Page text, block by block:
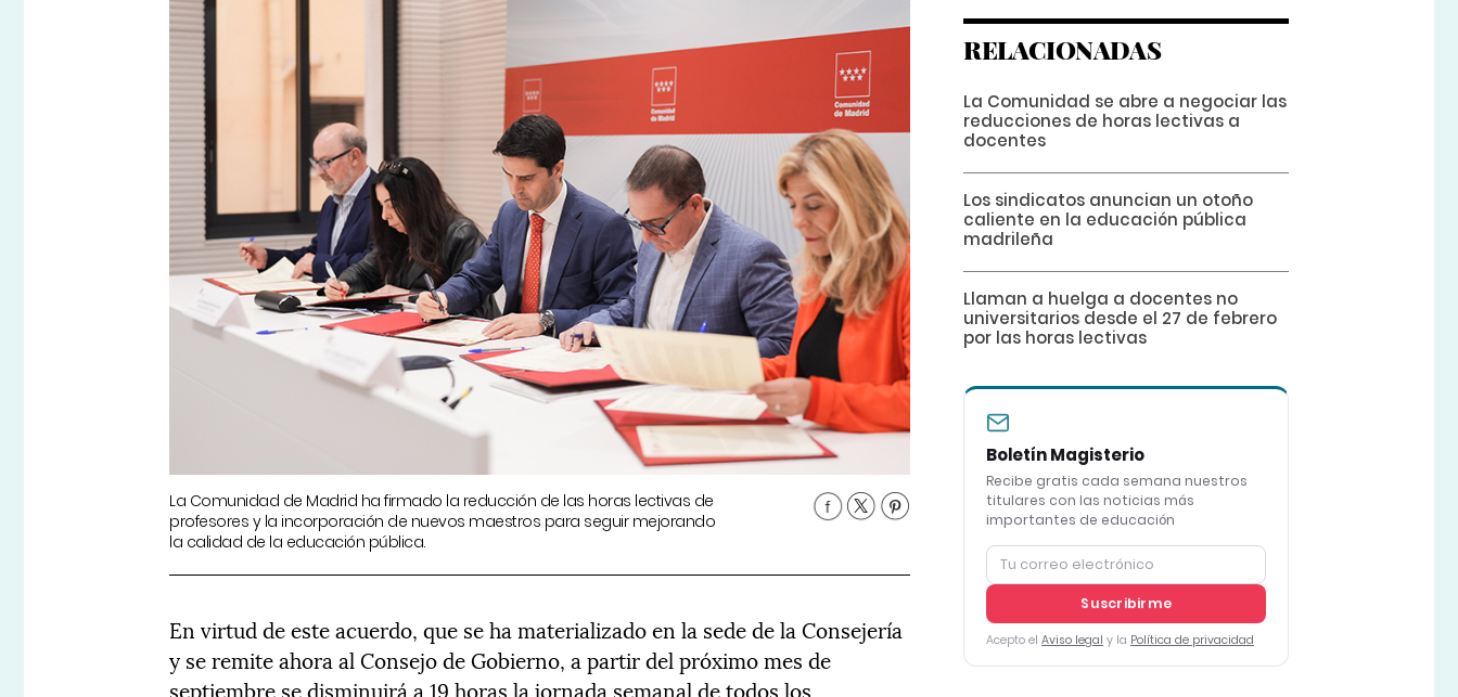
La Comunidad de Madrid ha firmado la reducción de las horas lectivas de
profesores y la incorporación de nuevos maestros para seguir mejorando
la calidad de la educación pública.
En virtud de este acuerdo, que se ha materializado en la sede de la Consejería
y se remite ahora al Consejo de Gobierno, a partir del próximo mes de
septiembre se disminuirá a 19 horas la jornada semanal de todos los
RELACIONADAS
La Comunidad se abre a negociar las
reducciones de horas lectivas a
docentes
Los sindicatos anuncian un otoño
caliente en la educación pública
madrileña
Llaman a huelga a docentes no
universitarios desde el 27 de febrero
por las horas lectivas
Boletín Magisterio
Recibe gratis cada semana nuestros
titulares con las noticias más
importantes de educación
Suscribirme
Acepto el Aviso legal y la Política de privacidad